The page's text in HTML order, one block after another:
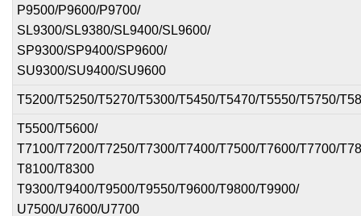
P9500/P9600/P9700/
SL9300/SL9380/SL9400/SL9600/
SP9300/SP9400/SP9600/
SU9300/SU9400/SU9600
T5200/T5250/T5270/T5300/T5450/T5470/T5550/T5750/
T5500/T5600/
T7100/T7200/T7250/T7300/T7400/T7500/T7600/T7700/
T8100/T8300
T9300/T9400/T9500/T9550/T9600/T9800/T9900/
U7500/U7600/U7700